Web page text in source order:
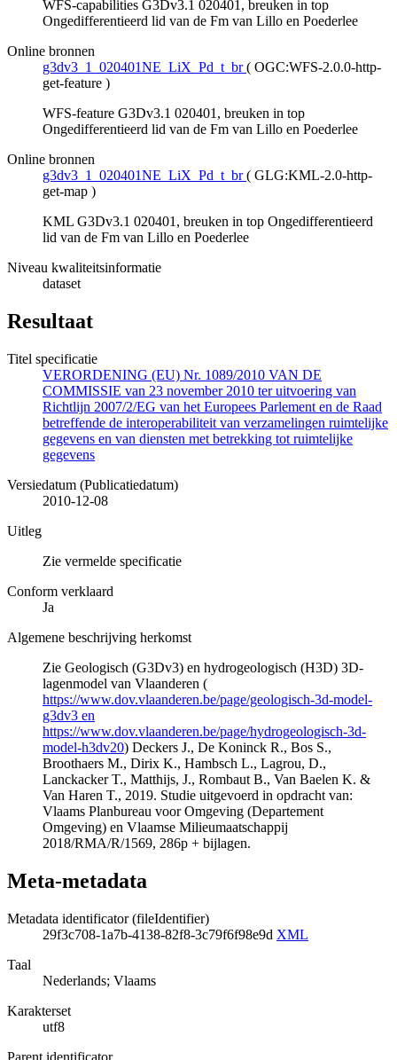
WFS-capabilities G3Dv3.1 020401, breuken in top
Ongedifferentieerd lid van de Fm van Lillo en Poederlee
Online bronnen
g3dv3_1_020401NE_LiX_Pd_t_br ( OGC:WFS-2.0.0-http-
get-feature )
WFS-feature G3Dv3.1 020401, breuken in top
Ongedifferentieerd lid van de Fm van Lillo en Poederlee
Online bronnen
g3dv3_1_020401NE_LiX_Pd_t_br ( GLG:KML-2.0-http-
get-map )
KML G3Dv3.1 020401, breuken in top Ongedifferentieerd
lid van de Fm van Lillo en Poederlee
Niveau kwaliteitsinformatie
dataset
Resultaat
Titel specificatie
VERORDENING (EU) Nr. 1089/2010 VAN DE
COMMISSIE van 23 november 2010 ter uitvoering van
Richtlijn 2007/2/EG van het Europees Parlement en de Raad
betreffende de interoperabiliteit van verzamelingen ruimtelijke
gegevens en van diensten met betrekking tot ruimtelijke
gegevens
Versiedatum (Publicatiedatum)
2010-12-08
Uitleg
Zie vermelde specificatie
Conform verklaard
Ja
Algemene beschrijving herkomst
Zie Geologisch (G3Dv3) en hydrogeologisch (H3D) 3D-
lagenmodel van Vlaanderen (
https://www.dov.vlaanderen.be/page/geologisch-3d-model-
g3dv3 en
https://www.dov.vlaanderen.be/page/hydrogeologisch-3d-
model-h3dv20) Deckers J., De Koninck R., Bos S.,
Broothaers M., Dirix K., Hambsch L., Lagrou, D.,
Lanckacker T., Matthijs, J., Rombaut B., Van Baelen K. &
Van Haren T., 2019. Studie uitgevoerd in opdracht van:
Vlaams Planbureau voor Omgeving (Departement
Omgeving) en Vlaamse Milieumaatschappij
2018/RMA/R/1569, 286p + bijlagen.
Meta-metadata
Metadata identificator (fileIdentifier)
29f3c708-1a7b-4138-82f8-3c79f6f98e9d XML
Taal
Nederlands; Vlaams
Karakterset
utf8
Parent identificator